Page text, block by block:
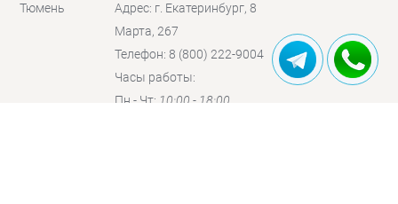
Тюмень
Адрес: г. Екатеринбург, 8
Марта, 267
Телефон: 8 (800) 222-9004
Часы работы:
Пн - Чт: 10:00 - 18:00